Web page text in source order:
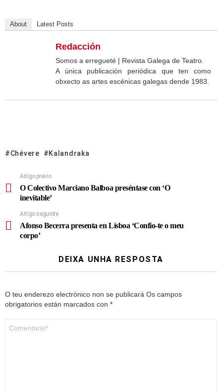
About Latest Posts
Redacción
Somos a erregueté | Revista Galega de Teatro.
A única publicación periódica que ten como
obxecto as artes escénicas galegas dende 1983.
Chévere Kalandraka
Artigo previo
O Colectivo Marciano Balboa preséntase con ‘O
inevitable’
Artigo seguinte
Afonso Becerra presenta en Lisboa ‘Confio-te o meu
corpo’
DEIXA UNHA RESPOSTA
O teu enderezo electrónico non se publicará Os campos
obrigatorios están marcados con *